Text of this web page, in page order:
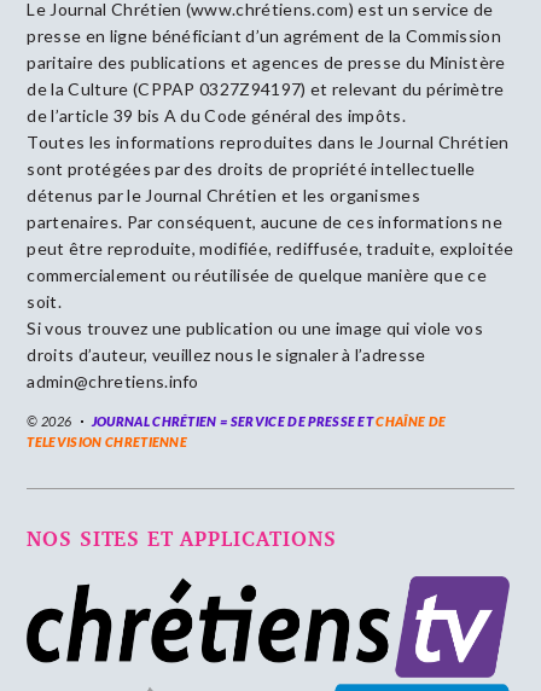
Le Journal Chrétien (www.chrétiens.com) est un service de
presse en ligne bénéficiant d’un agrément de la Commission
paritaire des publications et agences de presse du Ministère
de la Culture (CPPAP 0327Z94197) et relevant du périmètre
de l’article 39 bis A du Code général des impôts.
Toutes les informations reproduites dans le Journal Chrétien
sont protégées par des droits de propriété intellectuelle
détenus par le Journal Chrétien et les organismes
partenaires. Par conséquent, aucune de ces informations ne
peut être reproduite, modifiée, rediffusée, traduite, exploitée
commercialement ou réutilisée de quelque manière que ce
soit.
Si vous trouvez une publication ou une image qui viole vos
droits d’auteur, veuillez nous le signaler à l’adresse
admin@chretiens.info
© 2026 JOURNAL CHRÉTIEN = SERVICE DE PRESSE ETCHAÎNE DE
TELEVISION CHRETIENNE
NOS SITES ET APPLICATIONS